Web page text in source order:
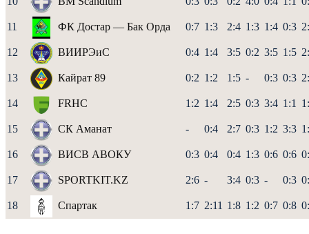
11 ФК Достар — Бак Орда 0:7 1:3 2:4 1:3 1:4 0:3
12 ВИИРЭиС 0:4 1:4 3:5 0:2 3:5 1:5
13 Кайрат 89 0:2 1:2 1:5 - 0:3 0:3
14 FRHC 1:2 1:4 2:5 0:3 3:4 1:1
15 СК Аманат - 0:4 2:7 0:3 1:2 3:3
16 ВИСВ АВОКУ 0:3 0:4 0:4 1:3 0:6 0:6
17 SPORTKIT.KZ 2:6 - 3:4 0:3 - 0:3
18 Спартак 1:7 2:11 1:8 1:2 0:7 0:8